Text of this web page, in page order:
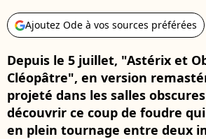
Ajoutez Ode à vos sources préférées
Depuis le 5 juillet, "Astérix et
Cléopâtre", en version
projeté dans les salles
découvrir ce coup de foudre
en plein tournage entre deux